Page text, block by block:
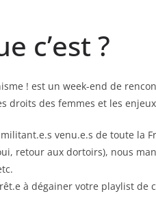
c’est ?
! est un week-end de
droits des femmes et les
venu.e.s de toute la
retour aux dortoirs), nous
à dégainer votre playlist de